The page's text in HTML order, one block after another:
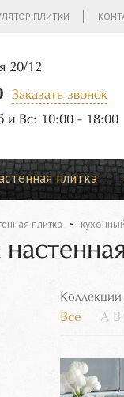
ПЛИТКИ
20/12
Заказать звонок
и Вс: 10:00 - 18:00
плитка
плитка
Все A B